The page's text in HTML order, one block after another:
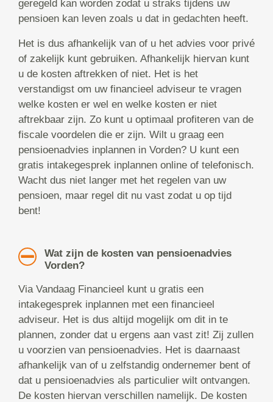
geregeld kan worden zodat u straks tijdens uw
pensioen kan leven zoals u dat in gedachten heeft.
Het is dus afhankelijk van of u het advies voor privé
of zakelijk kunt gebruiken. Afhankelijk hiervan kunt
u de kosten aftrekken of niet. Het is het
verstandigst om uw financieel adviseur te vragen
welke kosten er wel en welke kosten er niet
aftrekbaar zijn. Zo kunt u optimaal profiteren van de
fiscale voordelen die er zijn. Wilt u graag een
pensioenadvies inplannen in Vorden? U kunt een
gratis intakegesprek inplannen online of telefonisch.
Wacht dus niet langer met het regelen van uw
pensioen, maar regel dit nu vast zodat u op tijd
bent!
Wat zijn de kosten van pensioenadvies
Vorden?
Via Vandaag Financieel kunt u gratis een
intakegesprek inplannen met een financieel
adviseur. Het is dus altijd mogelijk om dit in te
plannen, zonder dat u ergens aan vast zit! Zij zullen
u voorzien van pensioenadvies. Het is daarnaast
afhankelijk van of u zelfstandig ondernemer bent of
dat u pensioenadvies als particulier wilt ontvangen.
De kosten hiervan verschillen namelijk. De kosten